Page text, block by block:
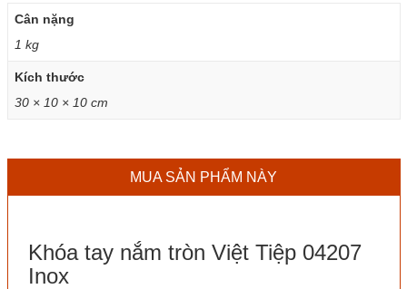
Cân nặng
1 kg
Kích thước
30 × 10 × 10 cm
MUA SẢN PHẨM NÀY
Khóa tay nắm tròn Việt Tiệp 04207
Inox